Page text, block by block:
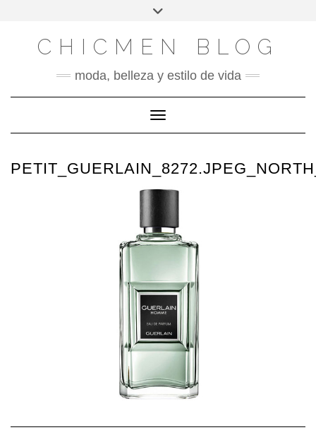
Alternar
cabecera
CHICMEN BLOG
moda, belleza y estilo de vida
Cambiar modo de navegación